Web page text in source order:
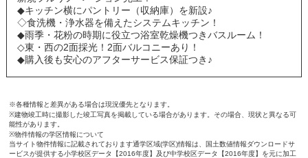
◆キッチン横にパントリー（収納庫）を新設♪
◇食洗機・浄水器を備えたシステムキッチン！
◆雨季・花粉の時期に役立つ浴室乾燥機つきバスルーム！
◇東・西の2面採光！2面バルコニーあり！
◆購入後も安心のアフターサービス保証つき♪
※各種情報と差異がある場合は現況優先となります。
※建物竣工時に撮影した竣工写真を掲載している場合があります。その場合、現状と異なる可
能性があります。
※物件情報の学区情報について
当サイト物件情報に記載されております通学区域(学区)情報は、国土数値情報ダウンロードサ
ービスが提供する小学校区データ【2016年度】及び中学校区データ【2016年度】を元に加工